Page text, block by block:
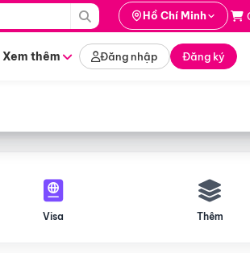
Hồ Chí Minh
Xem thêm Đăng nhập Đăng ký
Tìm
Visa Thêm